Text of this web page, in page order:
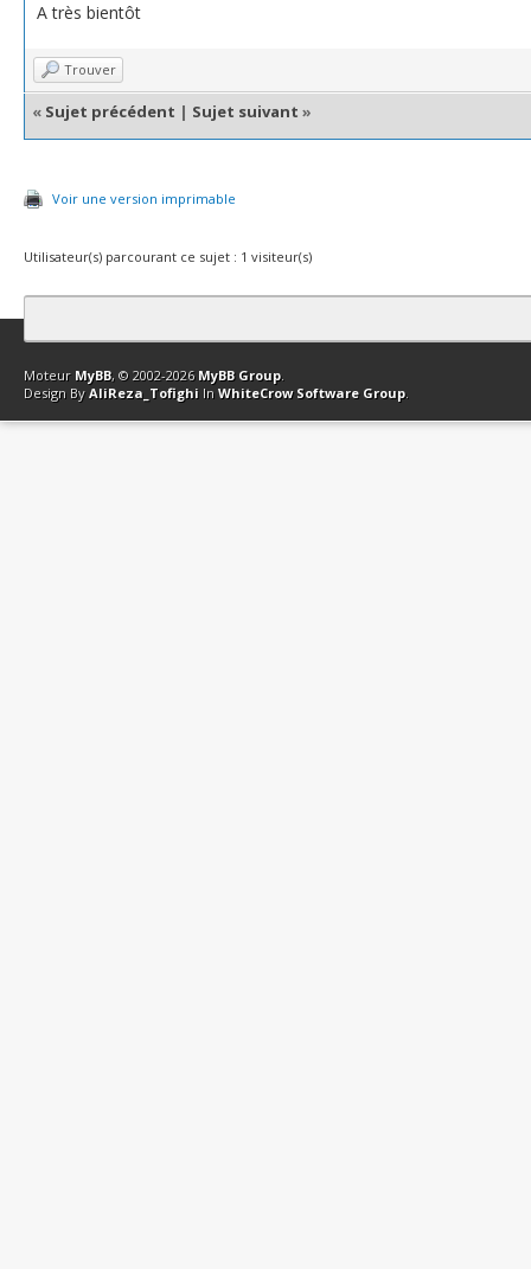
A très bientôt
Trouver
« Sujet précédent | Sujet suivant »
Voir une version imprimable
Utilisateur(s) parcourant ce sujet : 1 visiteur(s)
Contact Club Affiliation Retourner en haut Version bas-débit
Moteur MyBB, © 2002-2026 MyBB Group.
Design By AliReza_Tofighi In WhiteCrow Software Group.